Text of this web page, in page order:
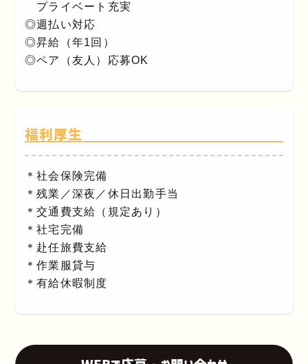
プライベート充実
◎週払い対応
◎昇給（年1回）
◎ペア（友人）応募OK
福利厚生
＊社会保険完備
＊残業／深夜／休日出勤手当
＊交通費支給（規定あり）
＊社宅完備
＊赴任旅費支給
＊作業服貸与
＊有給休暇制度